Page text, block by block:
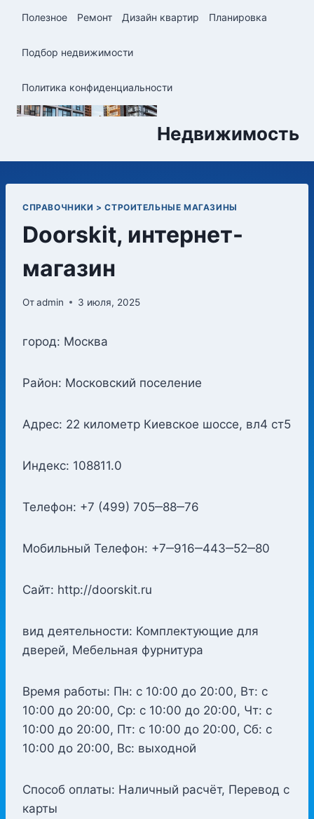
содержимому
Полезное Ремонт Дизайн квартир Планировка
Подбор недвижимости
Политика конфиденциальности
Недвижимость
СПРАВОЧНИКИ > СТРОИТЕЛЬНЫЕ МАГАЗИНЫ
Doorskit, интернет-
магазин
Отadmin 3 июля, 2025
город: Москва
Район: Московский поселение
Адрес: 22 километр Киевское шоссе, вл4 ст5
Индекс: 108811.0
Телефон: +7 (499) 705‒88‒76
Мобильный Телефон: +7‒916‒443‒52‒80
Сайт: http://doorskit.ru
вид деятельности: Комплектующие для
дверей, Мебельная фурнитура
Время работы: Пн: с 10:00 до 20:00, Вт: с
10:00 до 20:00, Ср: с 10:00 до 20:00, Чт: с
10:00 до 20:00, Пт: с 10:00 до 20:00, Сб: с
10:00 до 20:00, Вс: выходной
Способ оплаты: Наличный расчёт, Перевод с
карты